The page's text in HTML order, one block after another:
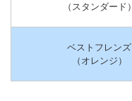
（スタンダード）
ベストフレンズ
（オレンジ）